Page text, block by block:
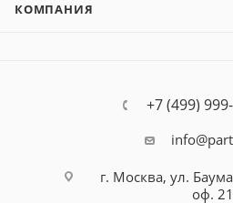
КОМПАНИЯ
+7 (499)
г. Москва, ул.
оф.